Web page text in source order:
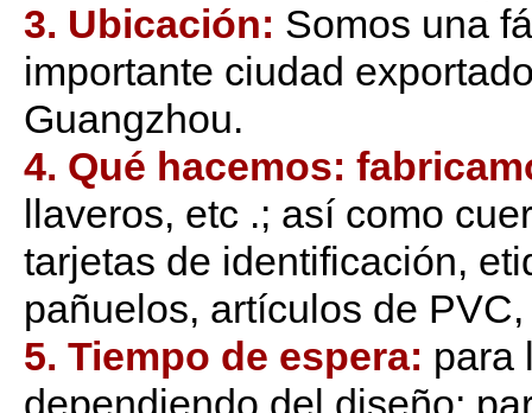
3. Ubicación: Somos una
importante ciudad
Guangzhou.
4. Qué hacemos:
llaveros, etc .; así como
tarjetas de identificación,
pañuelos, artículos de
5. Tiempo de espera: para
dependiendo del diseño;